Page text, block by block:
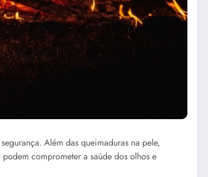
Além das queimaduras na pele,
comprometer a saúde dos olhos e